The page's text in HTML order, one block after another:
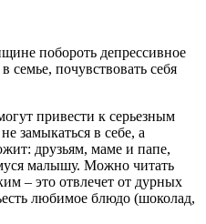
побороть депрессивное
семье, почувствовать себя
привести к серьезным
замыкаться в себе, а
друзьям, маме и папе,
малышу. Можно читать
– это отвлечет от дурных
любимое блюдо (шоколад,